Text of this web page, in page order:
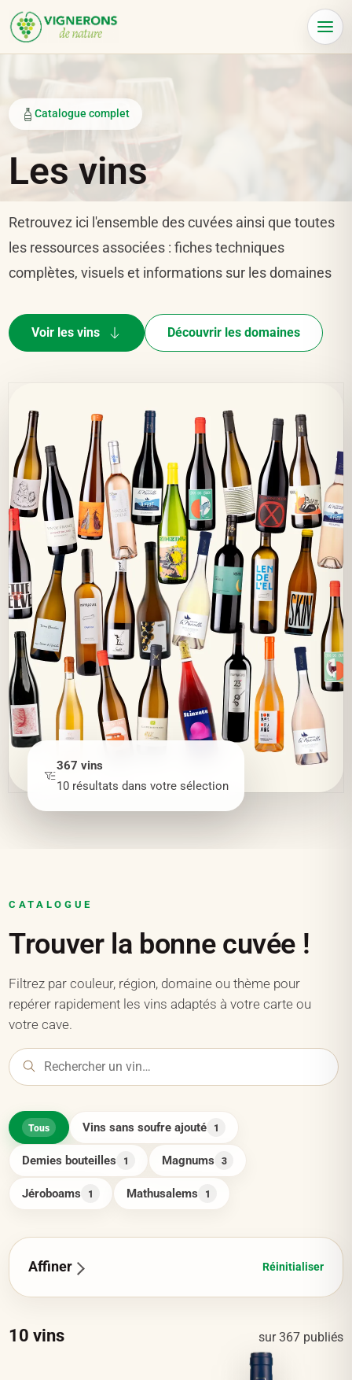
Menu
Catalogue complet
Les vins
Retrouvez ici l'ensemble des cuvées ainsi que toutes
les ressources associées : fiches techniques
complètes, visuels et informations sur les domaines
Voir les vins Découvrir les domaines
367 vins
10 résultats dans votre sélection
CATALOGUE
Trouver la bonne cuvée !
Filtrez par couleur, région, domaine ou thème pour
repérer rapidement les vins adaptés à votre carte ou
votre cave.
Tous Vins sans soufre ajouté 1
Demies bouteilles 1 Magnums 3
Jéroboams 1 Mathusalems 1
Affiner Réinitialiser
10 vins sur367 publiés
Panneau de gestion des cookies